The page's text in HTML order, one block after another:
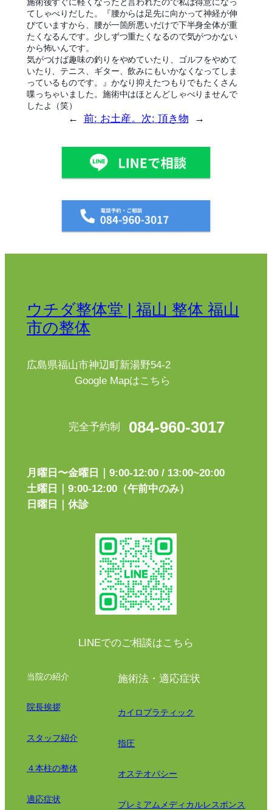
てしゃべりだした。『腰からは足先に向かって神経が伸
びていますから、腰が一箇所悪いだけで下半身全体が重
たくなるんです。少しずつ重たくなるので気がつかない
から怖いんです。
気がつけば趣味の釣りをやめていたり、ゴルフをやめて
いたり、テニス、ギター、飲みにもいかなくなってしま
っているものです。』かなり抑えたつもりでもたくさん
喋っちゃいました。施術中はほとんどしゃべりませんで
したよ（笑）
←
前: お土産。 次: 頂き物 →
ウチダ整体堂 | 福山 整体 福山
市の整体
広島県福山市神辺町新湯野54-2
Google Mapはこちら
完全予約制 084-960-3017
月曜日〜金曜日｜9:00-12:00 / 13:00~20:00
土曜日｜9:00-12:00（午前中のみ）
日曜日｜休診
LINEでのご相談はこちら
当院の紹介
院長挨拶
スタッフ紹介
４本柱の整体
適応症状
施術法・適応症状
カイロプラティック
指圧
オステオパシー
プレミアムメディカルレスポンス